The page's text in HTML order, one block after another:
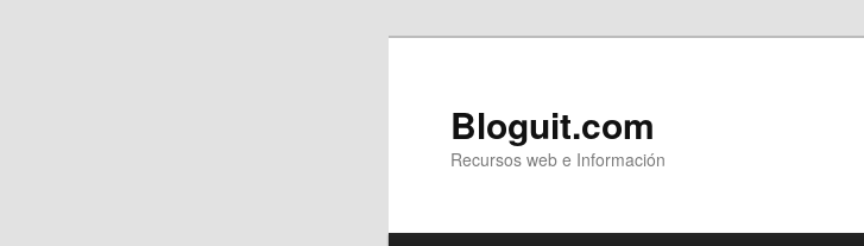
Bloguit.com
Recursos web e Información